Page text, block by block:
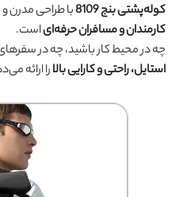
کوله‌پشتی بنج 8109
با طراحی مدرن
کارمندان و مسافران حرفه‌ایاست.
چه در محیط کار باشید، چه در
استایل، راحتی و کارایی بالارا ارائه